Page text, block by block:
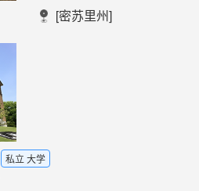
[密苏里州]
私立 大学